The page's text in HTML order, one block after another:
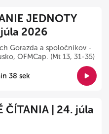
JEDNOTY
júla 2026
Gorazda a spoločníkov -
OFMCap. (Mt 13, 31-35)
38 sek
ČÍTANIA | 24. júla